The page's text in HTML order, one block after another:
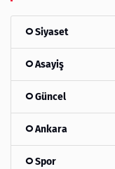
Siyaset
Asayiş
Güncel
Ankara
Spor